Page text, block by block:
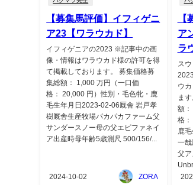
【募集馬評価】イフィゲニ
ア23【ワラウカド】
イフィゲニアの2023 ※記事中の画
像・情報はワラウカド様の許可を得
て掲載しております。 募集価格募
集総額： 1,000 万円（一口価
格： 20,000 円）性別・毛色牝・鹿
毛生年月日2023-02-06厩舎 岩戸孝
樹厩舎生産牧場パカパカファーム父
サンダースノー母の父エピファネイ
ア出産時母年齢5歳測尺 500/156/...
2024-10-02 ZORA
【
ア
ラ
ス
ウ
ま
額：
格
鹿
一哉
父ア